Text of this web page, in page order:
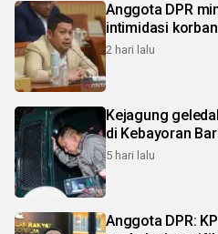
Anggota DPR
intimidasi
2 hari lalu
Kejagung
di Kebayoran
5 hari lalu
Anggota DPR: